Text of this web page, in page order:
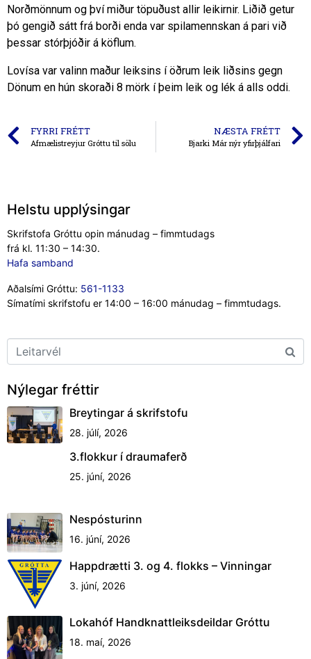
Norðmönnum og því miður töpuðust allir leikirnir. Liðið getur
þó gengið sátt frá borði enda var spilamennskan á pari við
þessar stórþjóðir á köflum.
Lovísa var valinn maður leiksins í öðrum leik liðsins gegn
Dönum en hún skoraði 8 mörk í þeim leik og lék á alls oddi.
FYRRI FRÉTT
Afmælistreyjur Gróttu til sölu
NÆSTA FRÉTT
Bjarki Már nýr yfirþjálfari
Helstu upplýsingar
Skrifstofa Gróttu opin mánudag – fimmtudags
frá kl. 11:30 – 14:30.
Hafa samband
Aðalsími Gróttu: 561-1133
Símatími skrifstofu er 14:00 – 16:00 mánudag – fimmtudags.
Nýlegar fréttir
Breytingar á skrifstofu
28. júlí, 2026
3.flokkur í draumaferð
25. júní, 2026
Nespósturinn
16. júní, 2026
Happdrætti 3. og 4. flokks – Vinningar
3. júní, 2026
Lokahóf Handknattleiksdeildar Gróttu
18. maí, 2026